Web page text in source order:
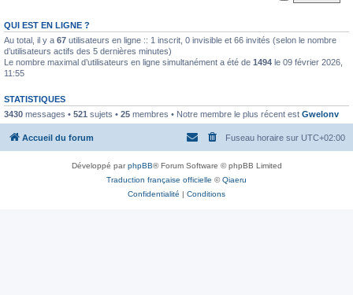
QUI EST EN LIGNE ?
Au total, il y a 67 utilisateurs en ligne :: 1 inscrit, 0 invisible et 66 invités (selon le nombre
d’utilisateurs actifs des 5 dernières minutes)
Le nombre maximal d’utilisateurs en ligne simultanément a été de 1494 le 09 février 2026,
11:55
STATISTIQUES
3430 messages • 521 sujets • 25 membres • Notre membre le plus récent est Gwelonv
Accueil du forum Fuseau horaire sur UTC+02:00
Développé parphpBB® Forum Software © phpBB Limited
Traduction française officielle ©Qiaeru
Confidentialité | Conditions